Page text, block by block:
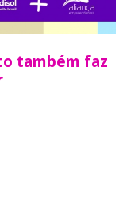
também faz